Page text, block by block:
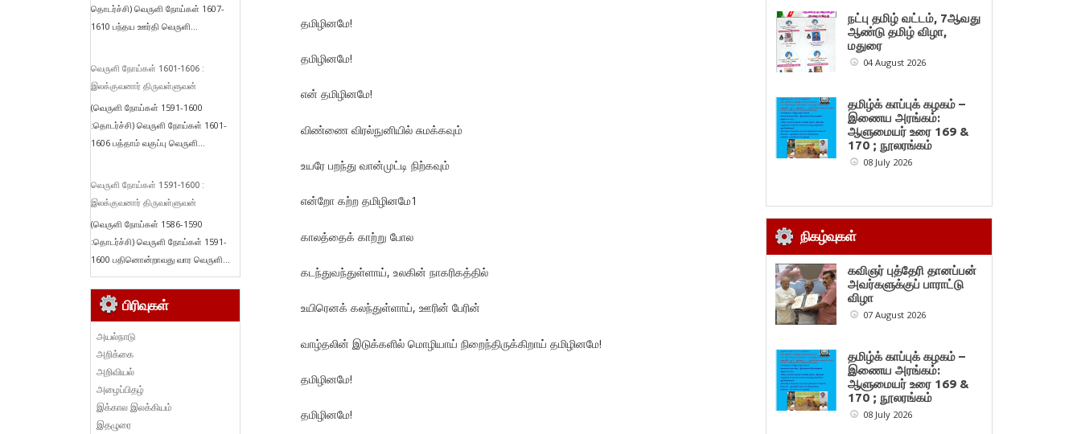
தமிழினமே!
தமிழினமே!
என் தமிழினமே!
விண்ணை விரல்நுனியில் சுமக்கவும்
உயரே பறந்து வான்முட்டி நிற்கவும்
என்றோ கற்ற தமிழினமே1
காலத்தைக் காற்று போல
கடந்துவந்துள்ளாய், உலகின் நாகரிகத்தில்
உயிரெனக் கலந்துள்ளாய், ஊரின் பேரின்
வாழ்தலின் இடுக்களில் மொழியாய் நிறைந்திருக்கிறாய் தமிழினமே!
தமிழினமே!
தமிழினமே!
தொடர்ச்சி) வெருளி நோய்கள் 1607-
1610 பந்தய ஊர்தி வெருளி...
வெருளி நோய்கள் 1601-1606 :
இலக்குவனார் திருவள்ளுவன்
(வெருளி நோய்கள் 1591-1600
:தொடர்ச்சி) வெருளி நோய்கள் 1601-
1606 பத்தாம் வகுப்பு வெருளி...
வெருளி நோய்கள் 1591-1600 :
இலக்குவனார் திருவள்ளுவன்
(வெருளி நோய்கள் 1586-1590
:தொடர்ச்சி) வெருளி நோய்கள் 1591-
1600 பதினொன்றாவது வார வெருளி...
பிரிவுகள்
அயல்நாடு
அறிக்கை
அறிவியல்
அழைப்பிதழ்
இக்கால இலக்கியம்
இதழுரை
நட்பு தமிழ் வட்டம், 7ஆவது
ஆண்டு தமிழ் விழா,
மதுரை
04 August 2026
தமிழ்க் காப்புக் கழகம் –
இணைய அரங்கம்:
ஆளுமையர் உரை 169 &
170 ; நூலரங்கம்
08 July 2026
நிகழ்வுகள்
கவிஞர் புத்தேரி தானப்பன்
அவர்களுக்குப் பாராட்டு
விழா
07 August 2026
தமிழ்க் காப்புக் கழகம் –
இணைய அரங்கம்:
ஆளுமையர் உரை 169 &
170 ; நூலரங்கம்
08 July 2026